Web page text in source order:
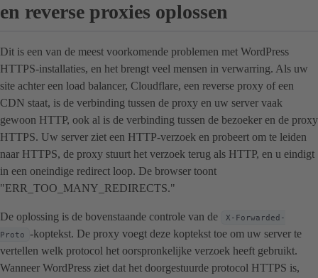
en reverse proxies oplossen
Dit is een van de meest voorkomende problemen met WordPress
HTTPS-installaties, en het brengt veel mensen in verwarring. Als uw
site achter een load balancer, Cloudflare, een reverse proxy of een
CDN staat, is de verbinding tussen de proxy en uw server vaak
gewoon HTTP, ook al is de verbinding tussen de bezoeker en de proxy
HTTPS. Uw server ziet een HTTP-verzoek en probeert om te leiden
naar HTTPS, de proxy stuurt het verzoek terug als HTTP, en u eindigt
in een oneindige redirect loop. De browser toont
"ERR_TOO_MANY_REDIRECTS."
De oplossing is de bovenstaande controle van de
X-Forwarded-
Proto -koptekst. De proxy voegt deze koptekst toe om uw server te
vertellen welk protocol het oorspronkelijke verzoek heeft gebruikt.
Wanneer WordPress ziet dat het doorgestuurde protocol HTTPS is,